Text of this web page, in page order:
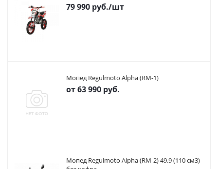
79 990 руб./шт
Мопед Regulmoto Alpha (RM-1)
от63 990 руб.
Мопед Regulmoto Alpha (RM-2) 49.9 (110 см3)